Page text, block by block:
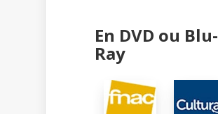
En DVD ou Blu-
Ray